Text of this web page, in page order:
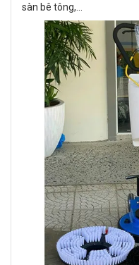
sàn bê tông,…